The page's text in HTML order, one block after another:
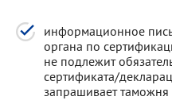
информационное
органа по
не подлежит
сертификата/
запрашивает